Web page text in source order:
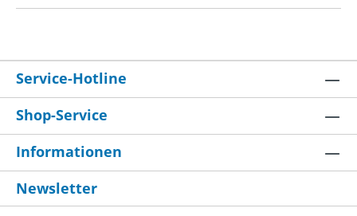
Service-Hotline
Shop-Service
Informationen
Newsletter